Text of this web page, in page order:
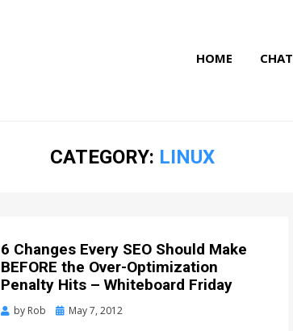
HOME CHAT
CATEGORY: LINUX
6 Changes Every SEO Should Make
BEFORE the Over-Optimization
Penalty Hits – Whiteboard Friday
by Rob
Posted
May 7, 2012